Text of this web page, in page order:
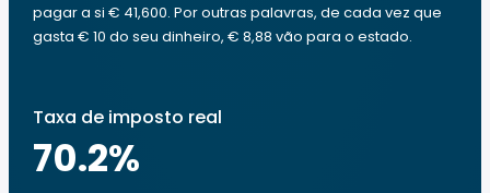
pagar a si € 41,600. Por outras palavras, de cada vez que
gasta € 10 do seu dinheiro, € 8,88 vão para o estado.
Taxa de imposto real
70.2%